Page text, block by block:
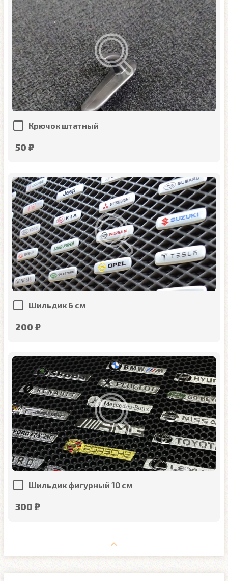
Крючок штатный
50 ₽
Шильдик 6 см
200 ₽
Шильдик фигурный 10 см
300 ₽